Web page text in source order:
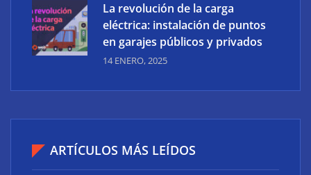
La revolución de la carga
eléctrica: instalación de puntos
en garajes públicos y privados
14 ENERO, 2025
ARTÍCULOS MÁS LEÍDOS